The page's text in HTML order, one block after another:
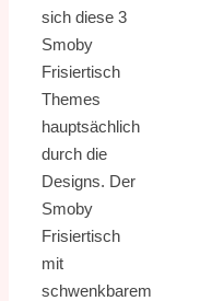
sich diese 3
Smoby
Frisiertisch
Themes
hauptsächlich
durch die
Designs. Der
Smoby
Frisiertisch
mit
schwenkbarem